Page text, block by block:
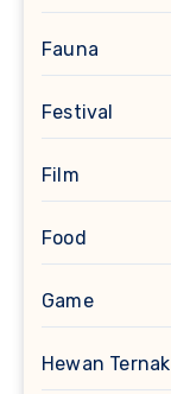
Fauna
Festival
Film
Food
Game
Hewan Ternak